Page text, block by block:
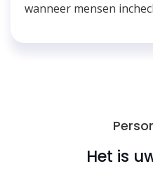
wanneer mensen
Het is